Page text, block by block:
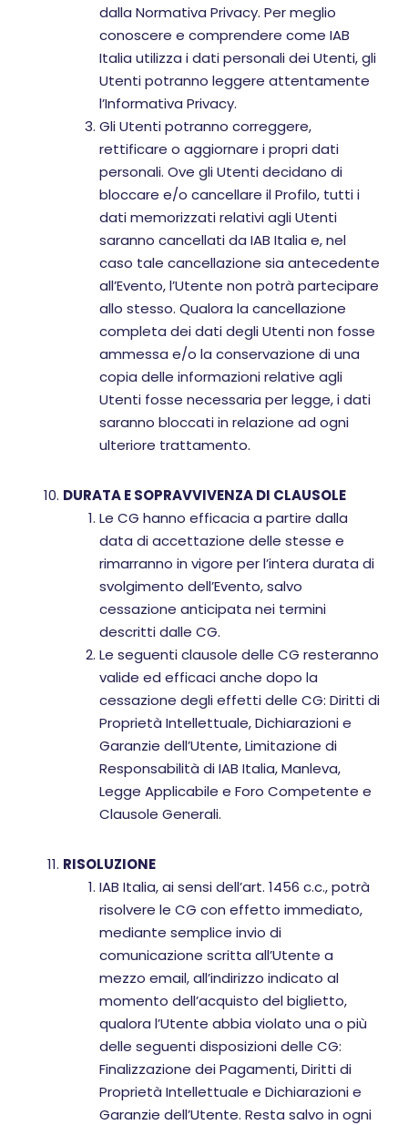
dalla Normativa Privacy. Per meglio
conoscere e comprendere come IAB
Italia utilizza i dati personali dei Utenti, gli
Utenti potranno leggere attentamente
l’Informativa Privacy.
Gli Utenti potranno correggere,
rettificare o aggiornare i propri dati
personali. Ove gli Utenti decidano di
bloccare e/o cancellare il Profilo, tutti i
dati memorizzati relativi agli Utenti
saranno cancellati da IAB Italia e, nel
caso tale cancellazione sia antecedente
all’Evento, l’Utente non potrà partecipare
allo stesso. Qualora la cancellazione
completa dei dati degli Utenti non fosse
ammessa e/o la conservazione di una
copia delle informazioni relative agli
Utenti fosse necessaria per legge, i dati
saranno bloccati in relazione ad ogni
ulteriore trattamento.
DURATA E SOPRAVVIVENZA DI CLAUSOLE
Le CG hanno efficacia a partire dalla
data di accettazione delle stesse e
rimarranno in vigore per l’intera durata di
svolgimento dell’Evento, salvo
cessazione anticipata nei termini
descritti dalle CG.
Le seguenti clausole delle CG resteranno
valide ed efficaci anche dopo la
cessazione degli effetti delle CG: Diritti di
Proprietà Intellettuale, Dichiarazioni e
Garanzie dell’Utente, Limitazione di
Responsabilità di IAB Italia, Manleva,
Legge Applicabile e Foro Competente e
Clausole Generali.
RISOLUZIONE
IAB Italia, ai sensi dell’art. 1456 c.c., potrà
risolvere le CG con effetto immediato,
mediante semplice invio di
comunicazione scritta all’Utente a
mezzo email, all’indirizzo indicato al
momento dell’acquisto del biglietto,
qualora l’Utente abbia violato una o più
delle seguenti disposizioni delle CG:
Finalizzazione dei Pagamenti, Diritti di
Proprietà Intellettuale e Dichiarazioni e
Garanzie dell’Utente. Resta salvo in ogni